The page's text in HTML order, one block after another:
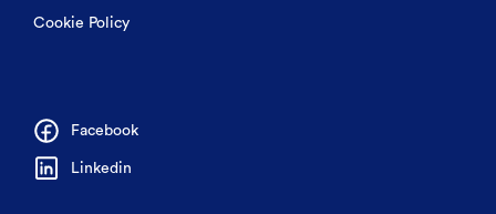
Cookie Policy
Facebook
Linkedin